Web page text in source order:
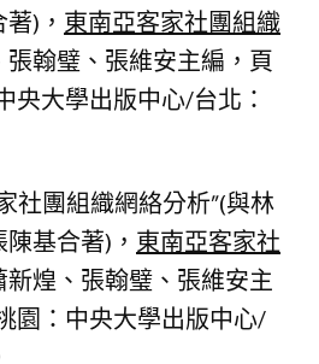
)， 東南亞客家社團組織
張翰璧、張維安主編，頁
央大學出版中心/台北：
社團組織網絡分析”(與林
基合著)， 東南亞客家社
新煌、張翰璧、張維安主
園：中央大學出版中心/